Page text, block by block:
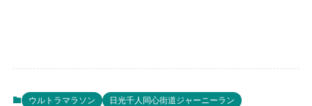
ウルトラマラソン
日光千人同心街道ジャーニーラン